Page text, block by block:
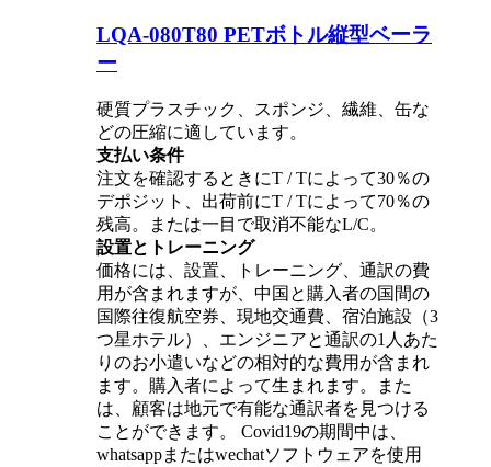
LQA-080T80 PETボトル縦型ベーラ
ー
硬質プラスチック、スポンジ、繊維、缶な
どの圧縮に適しています。
支払い条件
注文を確認するときにT / Tによって30％の
デポジット、出荷前にT / Tによって70％の
残高。または一目で取消不能なL/C。
設置とトレーニング
価格には、設置、トレーニング、通訳の費
用が含まれますが、中国と購入者の国間の
国際往復航空券、現地交通費、宿泊施設（3
つ星ホテル）、エンジニアと通訳の1人あた
りのお小遣いなどの相対的な費用が含まれ
ます。購入者によって生まれます。また
は、顧客は地元で有能な通訳者を見つける
ことができます。 Covid19の期間中は、
whatsappまたはwechatソフトウェアを使用